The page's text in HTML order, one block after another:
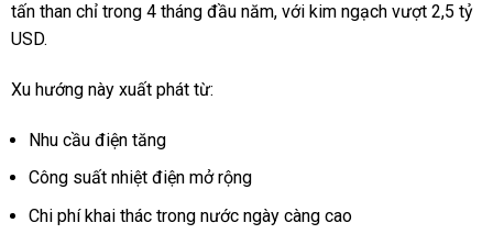
tấn than chỉ trong 4 tháng đầu năm, với kim ngạch vượt 2,5 tỷ
USD.
Xu hướng này xuất phát từ:
Nhu cầu điện tăng
Công suất nhiệt điện mở rộng
Chi phí khai thác trong nước ngày càng cao